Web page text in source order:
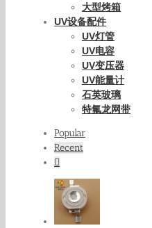
大型烤箱
UV设备配件
UV灯管
UV电容
UV变压器
UV能量计
石英玻璃
特氟龙网带
Popular
Recent